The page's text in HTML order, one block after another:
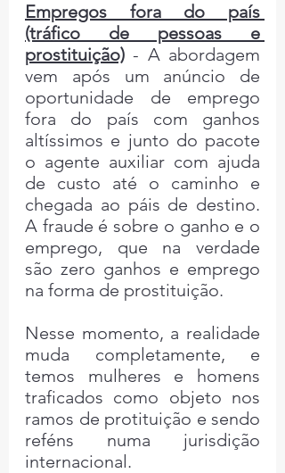
Empregos fora do país
(tráfico de pessoas e
prostituição) - A abordagem
vem após um anúncio de
oportunidade de emprego
fora do país com ganhos
altíssimos e junto do pacote
o agente auxiliar com ajuda
de custo até o caminho e
chegada ao páis de destino.
A fraude é sobre o ganho e o
emprego, que na verdade
são zero ganhos e emprego
na forma de prostituição.
Nesse momento, a realidade
muda completamente, e
temos mulheres e homens
traficados como objeto nos
ramos de protituição e sendo
reféns numa jurisdição
internacional.